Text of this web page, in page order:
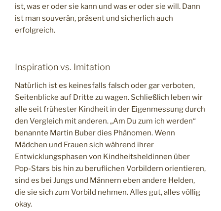
ist, was er oder sie kann und was er oder sie will. Dann
ist man souverän, präsent und sicherlich auch
erfolgreich.
Inspiration vs. Imitation
Natürlich ist es keinesfalls falsch oder gar verboten,
Seitenblicke auf Dritte zu wagen. Schließlich leben wir
alle seit frühester Kindheit in der Eigenmessung durch
den Vergleich mit anderen. „Am Du zum ich werden“
benannte Martin Buber dies Phänomen. Wenn
Mädchen und Frauen sich während ihrer
Entwicklungsphasen von Kindheitsheldinnen über
Pop-Stars bis hin zu beruflichen Vorbildern orientieren,
sind es bei Jungs und Männern eben andere Helden,
die sie sich zum Vorbild nehmen. Alles gut, alles völlig
okay.